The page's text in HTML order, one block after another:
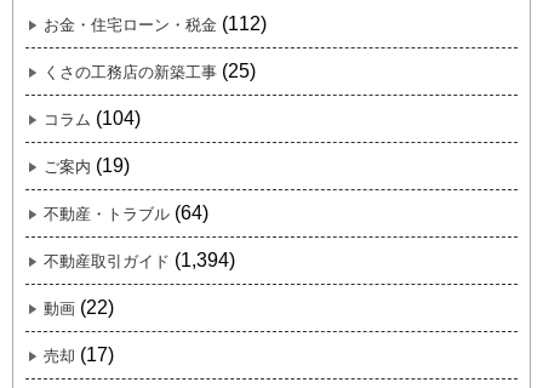
お金・住宅ローン・税金 (112)
くさの工務店の新築工事 (25)
コラム (104)
ご案内 (19)
不動産・トラブル (64)
不動産取引ガイド (1,394)
動画 (22)
売却 (17)